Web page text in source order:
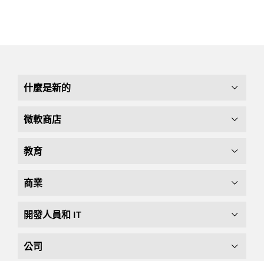
什麼是新的
微軟商店
教育
商業
開發人員和 IT
公司